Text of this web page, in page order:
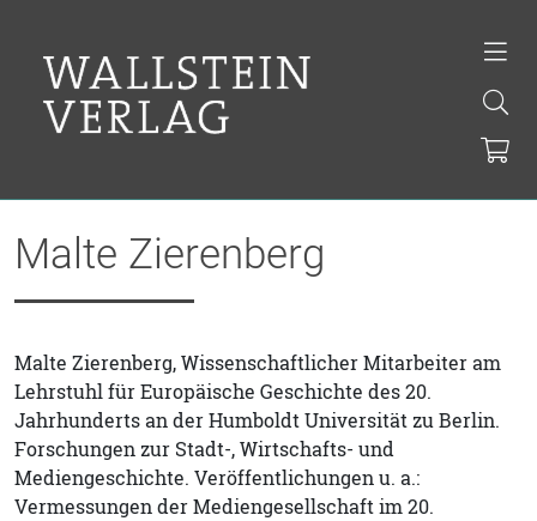
Malte Zierenberg
Malte Zierenberg, Wissenschaftlicher Mitarbeiter am
Lehrstuhl für Europäische Geschichte des 20.
Jahrhunderts an der Humboldt Universität zu Berlin.
Forschungen zur Stadt-, Wirtschafts- und
Mediengeschichte. Veröffentlichungen u. a.:
Vermessungen der Mediengesellschaft im 20.